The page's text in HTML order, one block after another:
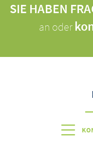
SIE HABEN
an oder